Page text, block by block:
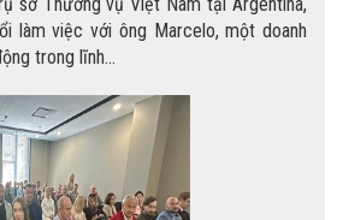
vằng Quảng Trị
làm việc với ông Marcelo, một doanh
trong lĩnh...